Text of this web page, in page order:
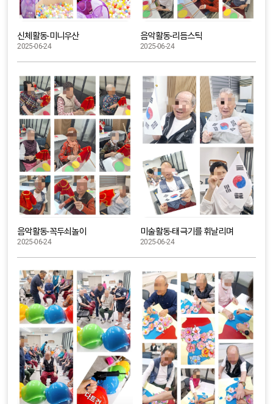
신체활동-미니우산
2025-06-24
음악활동-리듬스틱
2025-06-24
음악활동-꼭두쇠놀이
2025-06-24
미술활동-태극기를 휘날리며
2025-06-24